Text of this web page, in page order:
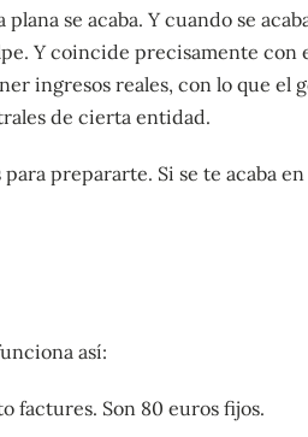
se acaba. Y cuando se
Y coincide precisamente con
ingresos reales, con lo que el
de cierta entidad.
prepararte. Si se te acaba en
así:
factures. Son 80 euros fijos.